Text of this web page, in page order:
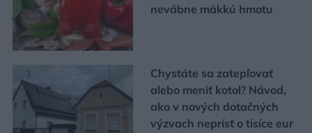
nevábne mäkkú hmotu
Chystáte sa zatepľovať
alebo meniť kotol? Návod,
ako v nových dotačných
výzvach neprísť o tisíce eur